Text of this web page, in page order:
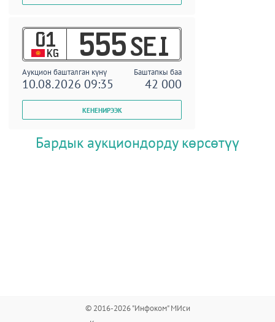
01
KG 555 SEI
Аукцион башталган күнү Баштапкы баа
10.08.2026 09:35 42 000
Бардык аукциондорду көрсөтүү
© 2016-2026 "Инфоком" МИси